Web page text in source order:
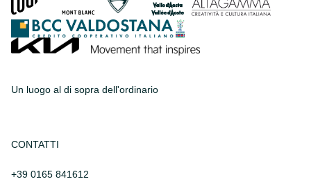
Un luogo al di sopra dell'ordinario
CONTATTI
+39 0165 841612